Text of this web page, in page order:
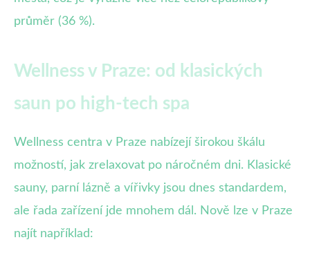
průměr (36 %).
Wellness v Praze: od klasických
saun po high-tech spa
Wellness centra v Praze nabízejí širokou škálu
možností, jak zrelaxovat po náročném dni. Klasické
sauny, parní lázně a vířivky jsou dnes standardem,
ale řada zařízení jde mnohem dál. Nově lze v Praze
najít například: